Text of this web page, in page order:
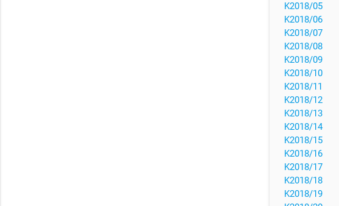
K2018/05
K2018/06
K2018/07
K2018/08
K2018/09
K2018/10
K2018/11
K2018/12
K2018/13
K2018/14
K2018/15
K2018/16
K2018/17
K2018/18
K2018/19